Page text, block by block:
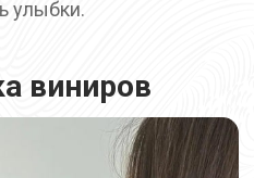
улыбки.
виниров